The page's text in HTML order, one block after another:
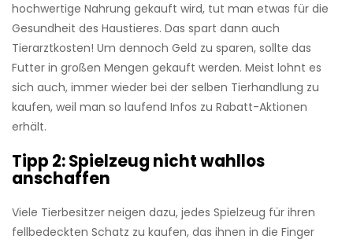
hochwertige Nahrung gekauft wird, tut man etwas für die
Gesundheit des Haustieres. Das spart dann auch
Tierarztkosten! Um dennoch Geld zu sparen, sollte das
Futter in großen Mengen gekauft werden. Meist lohnt es
sich auch, immer wieder bei der selben Tierhandlung zu
kaufen, weil man so laufend Infos zu Rabatt-Aktionen
erhält.
Tipp 2: Spielzeug nicht wahllos
anschaffen
Viele Tierbesitzer neigen dazu, jedes Spielzeug für ihren
fellbedeckten Schatz zu kaufen, das ihnen in die Finger